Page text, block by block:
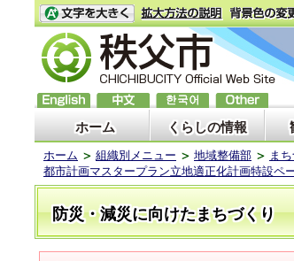
ホーム くらしの情報
ホーム 組織別メニュー 地域整備部 ま
都市計画マスタープラン立地適正化計画特設ペ
防災・減災に向けたまちづくり